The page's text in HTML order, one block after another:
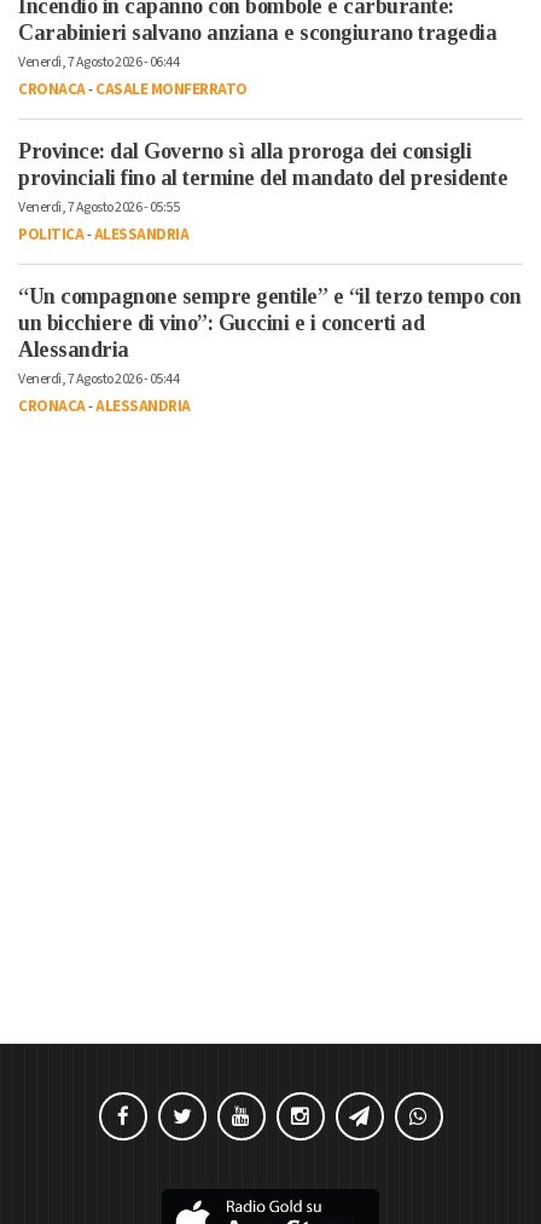
Incendio in capanno con bombole e carburante:
Carabinieri salvano anziana e scongiurano tragedia
Venerdì, 7 Agosto 2026 - 06:44
CRONACA-CASALE MONFERRATO
Province: dal Governo sì alla proroga dei consigli
provinciali fino al termine del mandato del presidente
Venerdì, 7 Agosto 2026 - 05:55
POLITICA-ALESSANDRIA
“Un compagnone sempre gentile” e “il terzo tempo con
un bicchiere di vino”: Guccini e i concerti ad
Alessandria
Venerdì, 7 Agosto 2026 - 05:44
CRONACA-ALESSANDRIA